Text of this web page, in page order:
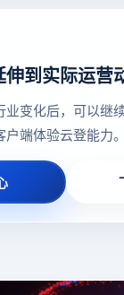
到实际运营
业变化后，可以继
端体验云登能力。